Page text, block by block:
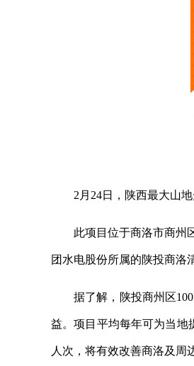
2月24日，陕西最大山
此项目位于商洛市商州
团水电股份所属的陕投商洛
据了解，陕投商州区
益。项目平均每年可为当地
人次，将有效改善商洛及周